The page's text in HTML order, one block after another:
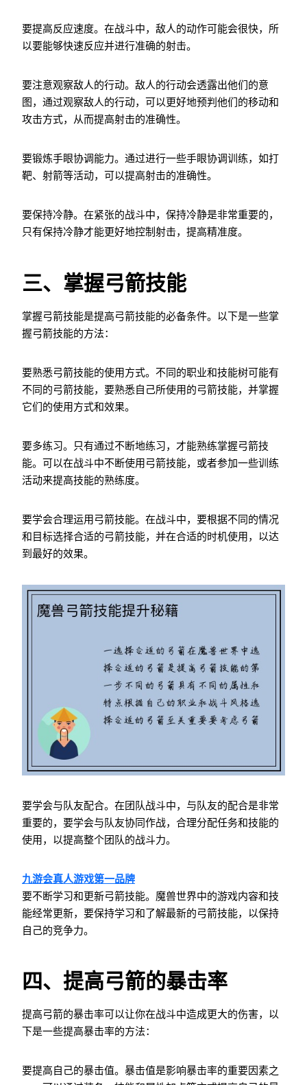
要提高反应速度。在战斗中，敌人的动作可能会很快，所
以要能够快速反应并进行准确的射击。
要注意观察敌人的行动。敌人的行动会透露出他们的意
图，通过观察敌人的行动，可以更好地预判他们的移动和
攻击方式，从而提高射击的准确性。
要锻炼手眼协调能力。通过进行一些手眼协调训练，如打
靶、射箭等活动，可以提高射击的准确性。
要保持冷静。在紧张的战斗中，保持冷静是非常重要的，
只有保持冷静才能更好地控制射击，提高精准度。
三、掌握弓箭技能
掌握弓箭技能是提高弓箭技能的必备条件。以下是一些掌
握弓箭技能的方法：
要熟悉弓箭技能的使用方式。不同的职业和技能树可能有
不同的弓箭技能，要熟悉自己所使用的弓箭技能，并掌握
它们的使用方式和效果。
要多练习。只有通过不断地练习，才能熟练掌握弓箭技
能。可以在战斗中不断使用弓箭技能，或者参加一些训练
活动来提高技能的熟练度。
要学会合理运用弓箭技能。在战斗中，要根据不同的情况
和目标选择合适的弓箭技能，并在合适的时机使用，以达
到最好的效果。
要学会与队友配合。在团队战斗中，与队友的配合是非常
重要的，要学会与队友协同作战，合理分配任务和技能的
使用，以提高整个团队的战斗力。
九游会真人游戏第一品牌
要不断学习和更新弓箭技能。魔兽世界中的游戏内容和技
能经常更新，要保持学习和了解最新的弓箭技能，以保持
自己的竞争力。
四、提高弓箭的暴击率
提高弓箭的暴击率可以让你在战斗中造成更大的伤害，以
下是一些提高暴击率的方法：
要提高自己的暴击值。暴击值是影响暴击率的重要因素之